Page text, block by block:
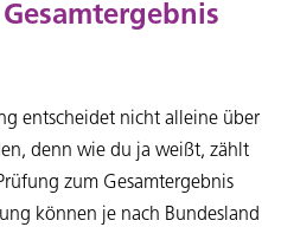
entscheidet nicht alleine über
denn wie du ja weißt, zählt
zum Gesamtergebnis
können je nach Bundesland